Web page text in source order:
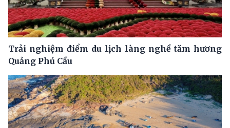
Trải nghiệm điểm du lịch làng nghề tăm hương
Quảng Phú Cầu